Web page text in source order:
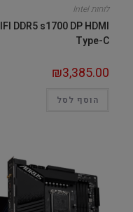
לוחות Intel
DDR5 s1700 DP HDMI
Type-C
₪3,385.00
הוסף לסל